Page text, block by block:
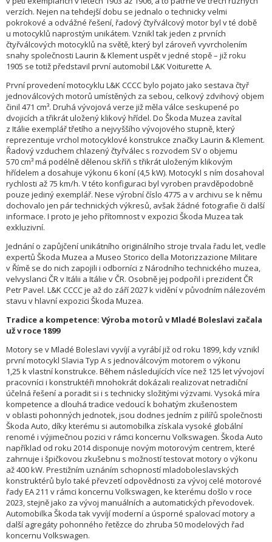
verzích. Nejen na tehdejší dobu se jednalo o technicky velmi
pokrokové a odvážné řešení, řadový čtyřválcový motor byl v té době
u motocyklů naprostým unikátem. Vznikl tak jeden z prvních
čtyřválcových motocyklů na světě, který byl zároveň vyvrcholením
snahy společnosti Laurin & Klement uspět v jedné stopě – již roku
1905 se totiž představil první automobil L&K Voiturette A.
První provedení motocyklu L&K CCCC bylo pojato jako sestava čtyř
jednoválcových motorů umístěných za sebou, celkový zdvihový objem
činil 471 cm³. Druhá vývojová verze již měla válce seskupené po
dvojicích a třikrát uložený klikový hřídel. Do Škoda Muzea zavítal
z Itálie exemplář třetího a nejvyššího vývojového stupně, který
reprezentuje vrchol motocyklové konstrukce značky Laurin & Klement.
Řadový vzduchem chlazený čtyřválec s rozvodem SV o objemu
570 cm³ má podélně dělenou skříň s třikrát uloženým klikovým
hřídelem a dosahuje výkonu 6 koní (4,5 kW). Motocykl s ním dosahoval
rychlosti až 75 km/h. V této konfiguraci byl vyroben pravděpodobně
pouze jediný exemplář. Nese výrobní číslo 4775 a v archivu se k němu
dochovalo jen pár technických výkresů, avšak žádné fotografie či další
informace. I proto je jeho přítomnost v expozici Škoda Muzea tak
exkluzivní.
Jednání o zapůjčení unikátního originálního stroje trvala řadu let, vedle
expertů Škoda Muzea a Museo Storico della Motorizzazione Militare
v Římě se do nich zapojili i odborníci z Národního technického muzea,
velvyslanci ČR v Itálii a Itálie v ČR. Osobně jej podpořil i prezident ČR
Petr Pavel. L&K CCCC je až do září 2027 k vidění v původním nálezovém
stavu v hlavní expozici Škoda Muzea.
Tradice a kompetence: Výroba motorů v Mladé Boleslavi začala
už v roce 1899
Motory se v Mladé Boleslavi vyvíjí a vyrábí již od roku 1899, kdy vznikl
první motocykl Slavia Typ A s jednoválcovým motorem o výkonu
1,25 k vlastní konstrukce. Během následujících více než 125 let vývojoví
pracovníci i konstruktéři mnohokrát dokázali realizovat netradiční
účelná řešení a poradit si i s technicky složitými výzvami. Vysoká míra
kompetence a dlouhá tradice vedoucí k bohatým zkušenostem
v oblasti pohonných jednotek, jsou dodnes jedním z pilířů společnosti
Škoda Auto, díky kterému si automobilka získala vysoké globální
renomé i výjimečnou pozici v rámci koncernu Volkswagen. Škoda Auto
například od roku 2014 disponuje novým motorovým centrem, které
zahrnuje i špičkovou zkušebnu s možností testovat motory o výkonu
až 400 kW. Prestižním uznáním schopností mladoboleslavských
konstruktérů bylo také převzetí odpovědnosti za vývoj celé motorové
řady EA 211 v rámci koncernu Volkswagen, ke kterému došlo v roce
2023, stejně jako za vývoj manuálních a automatických převodovek.
Automobilka Škoda tak vyvíjí moderní a úsporné spalovací motory a
další agregáty pohonného řetězce do zhruba 50 modelových řad
koncernu Volkswagen.